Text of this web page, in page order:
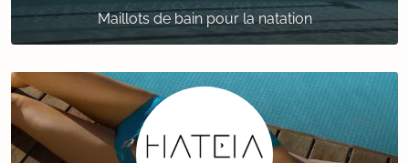
Maillots de bain pour la natation